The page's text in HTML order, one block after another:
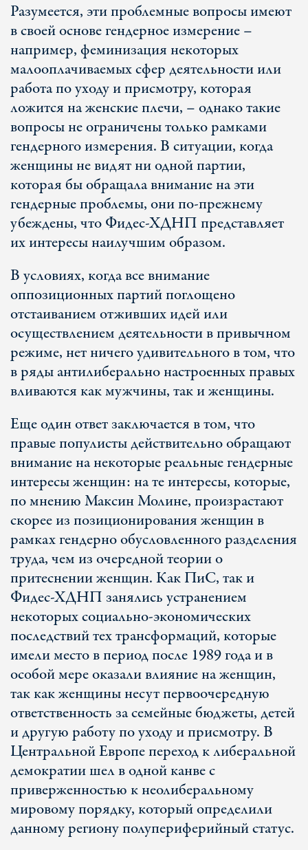
Разумеется, эти проблемные вопросы имеют
в своей основе гендерное измерение –
например, феминизация некоторых
малооплачиваемых сфер деятельности или
работа по уходу и присмотру, которая
ложится на женские плечи, – однако такие
вопросы не ограничены только рамками
гендерного измерения. В ситуации, когда
женщины не видят ни одной партии,
которая бы обращала внимание на эти
гендерные проблемы, они по-прежнему
убеждены, что Фидес-ХДНП представляет
их интересы наилучшим образом.
В условиях, когда все внимание
оппозиционных партий поглощено
отстаиванием отживших идей или
осуществлением деятельности в привычном
режиме, нет ничего удивительного в том, что
в ряды антилиберально настроенных правых
вливаются как мужчины, так и женщины.
Еще один ответ заключается в том, что
правые популисты действительно обращают
внимание на некоторые реальные гендерные
интересы женщин: на те интересы, которые,
по мнению Максин Молине, произрастают
скорее из позиционирования женщин в
рамках гендерно обусловленного разделения
труда, чем из очередной теории о
притеснении женщин. Как ПиС, так и
Фидес-ХДНП занялись устранением
некоторых социально-экономических
последствий тех трансформаций, которые
имели место в период после 1989 года и в
особой мере оказали влияние на женщин,
так как женщины несут первоочередную
ответственность за семейные бюджеты, детей
и другую работу по уходу и присмотру. В
Центральной Европе переход к либеральной
демократии шел в одной канве с
приверженностью к неолиберальному
мировому порядку, который определили
данному региону полупериферийный статус.